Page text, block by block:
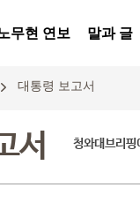
무현 연보 말과 글
대통령 보고서
서 청와대브리핑